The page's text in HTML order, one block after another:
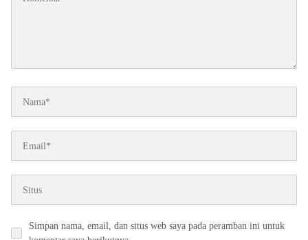
Simpan nama, email, dan situs web saya pada peramban ini untuk